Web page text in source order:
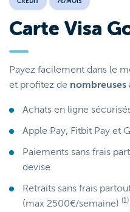
Carte Visa
Payez facilement dans le
et profitez de nombreuses
Achats en ligne
Apple Pay, Fitbit Pay et
Paiements sans frais
devise
Retraits sans frais
(max 2500€/semaine) (1)